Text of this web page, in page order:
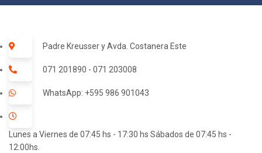
Padre Kreusser y Avda. Costanera Este
071 201890 - 071 203008
WhatsApp: +595 986 901043
Lunes a Viernes de 07:45 hs - 17:30 hs Sábados de 07:45 hs -
12:00hs.